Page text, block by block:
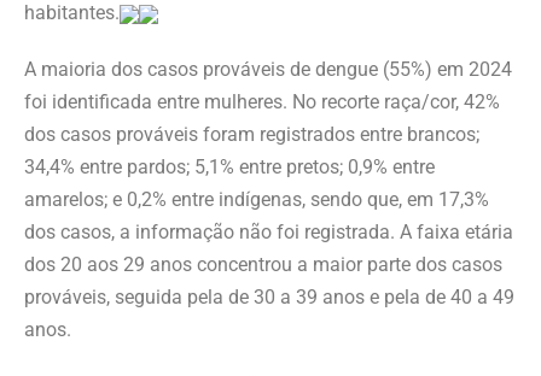
habitantes.
A maioria dos casos prováveis de dengue (55%) em 2024
foi identificada entre mulheres. No recorte raça/cor, 42%
dos casos prováveis foram registrados entre brancos;
34,4% entre pardos; 5,1% entre pretos; 0,9% entre
amarelos; e 0,2% entre indígenas, sendo que, em 17,3%
dos casos, a informação não foi registrada. A faixa etária
dos 20 aos 29 anos concentrou a maior parte dos casos
prováveis, seguida pela de 30 a 39 anos e pela de 40 a 49
anos.